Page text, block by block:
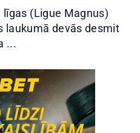
(Ligue Magnus)
laukumā devās desmit
...